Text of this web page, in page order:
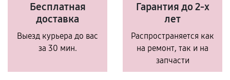
Бесплатная
доставка
Выезд курьера до вас
за 30 мин.
Гарантия до 2-х
лет
Распространяется как
на ремонт, так и на
запчасти